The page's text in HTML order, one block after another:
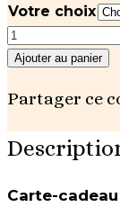
Votre choix
quantité
de
cadeau
à
domicile
Ajouter au panier
Partager ce
Carte-